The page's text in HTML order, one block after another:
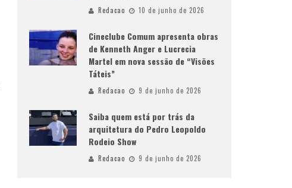
Redacao 10 de junho de 2026
Cineclube Comum apresenta obras
de Kenneth Anger e Lucrecia
Martel em nova sessão de “Visões
Táteis”
Redacao 9 de junho de 2026
Saiba quem está por trás da
arquitetura do Pedro Leopoldo
Rodeio Show
Redacao 9 de junho de 2026